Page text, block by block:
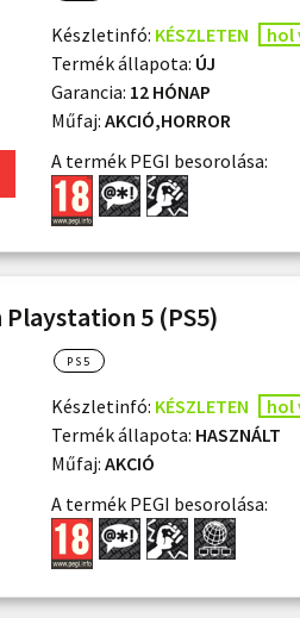
Készletinfó: KÉSZLETEN
hol
Termék állapota: ÚJ
Garancia: 12 HÓNAP
Műfaj: AKCIÓ,HORROR
A termék PEGI besorolása:
5 (PS5)
PS5
Készletinfó: KÉSZLETEN
hol
Termék állapota: HASZNÁLT
Műfaj: AKCIÓ
A termék PEGI besorolása: